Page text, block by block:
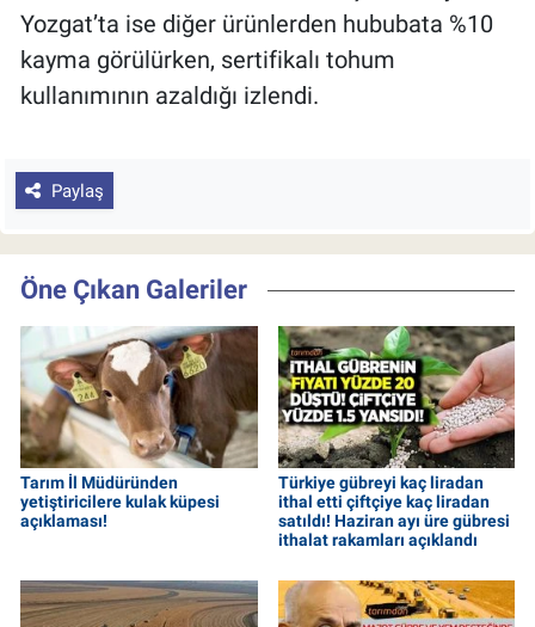
Yozgat’ta ise diğer ürünlerden hububata %10
kayma görülürken, sertifikalı tohum
kullanımının azaldığı izlendi.
Paylaş
Öne Çıkan Galeriler
Tarım İl Müdüründen
yetiştiricilere kulak küpesi
açıklaması!
Türkiye gübreyi kaç liradan
ithal etti çiftçiye kaç liradan
satıldı! Haziran ayı üre gübresi
ithalat rakamları açıklandı